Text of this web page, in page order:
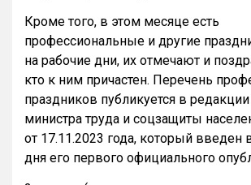
Кроме того, в этом месяце есть
профессиональные и другие
на рабочие дни, их отмечают и
кто к ним причастен. Перечень
праздников публикуется в редакции
министра труда и соцзащиты
от 17.11.2023 года, который введен
дня его первого официального